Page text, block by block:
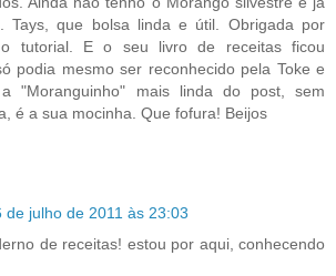
Tays, que bolsa linda e útil. Obrigada por
o tutorial. E o seu livro de receitas ficou
podia mesmo ser reconhecido pela Toke e
"Moranguinho" mais linda do post, sem
é a sua mocinha. Que fofura! Beijos
de julho de 2011 às 23:03
de receitas! estou por aqui, conhecendo